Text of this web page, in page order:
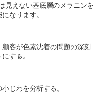
見えない基底層のメラニンを
なります。
顧客が色素沈着の問題の深刻
する。
じわを分析する。